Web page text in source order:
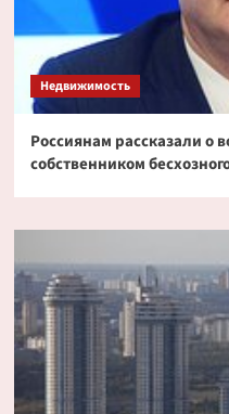
Недвижимость
Россиянам рассказали о
собственником